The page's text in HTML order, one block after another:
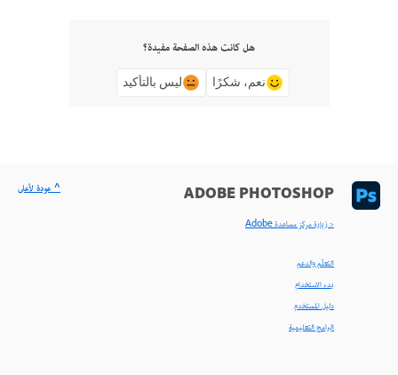
هل كانت هذه الصفحة مفيدة؟
نعم، شكرًا ليس بالتأكيد
ADOBE PHOTOSHOP
< زيارة مركز مساعدة Adobe
التعلّم والدعم
بدء الاستخدام
دليل المستخدم
البرامج التعليمية
^ عودة لأعلى